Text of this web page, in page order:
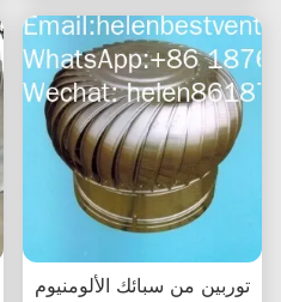
توربين من سبائك الألومنيوم